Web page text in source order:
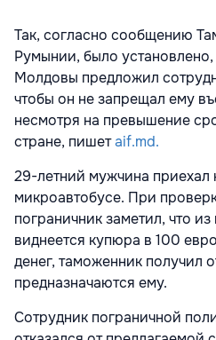
Так, согласно сообщению
Румынии, было
Молдовы предложил
чтобы он не запрещал ему
несмотря на превышение
стране, пишетaif.md.
29-летний мужчина приехал
микроавтобусе. При
пограничник заметил, что
виднеется купюра в 100
денег, таможенник получил
предназначаются ему.
Сотрудник пограничной